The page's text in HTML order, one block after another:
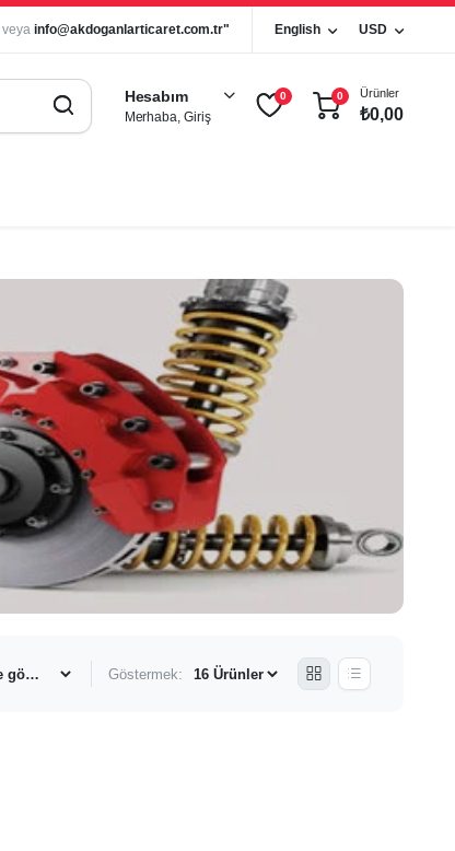
veya info@akdoganlarticaret.com.tr" English USD
Hesabım
Merhaba, Giriş
0 0 Ürünler
₺0,00
Göstermek: